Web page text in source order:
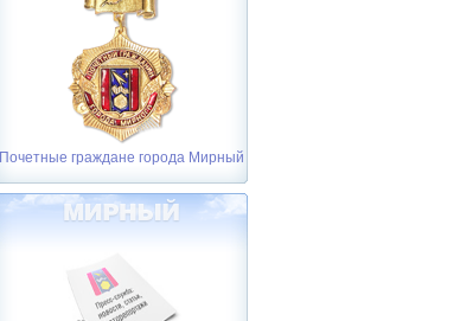
Почетные граждане города Мирный